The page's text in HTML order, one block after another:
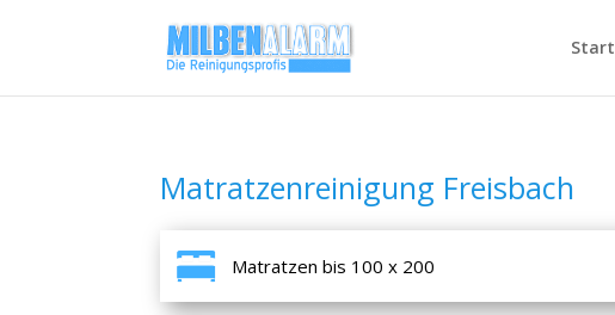
Start
Matratzenreinigung Freisbach
Matratzen bis 100 x 200